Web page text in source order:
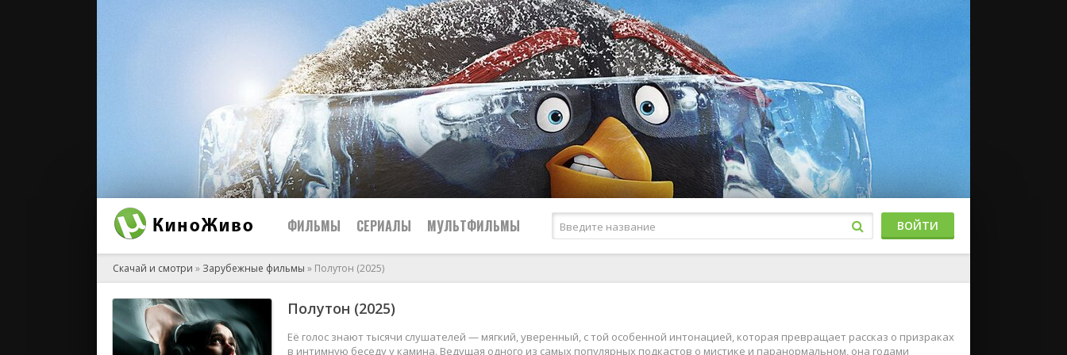
ФИЛЬМЫ
2026
2025
Боевики
Приключения
СЕРИАЛЫ
2026
2025
СССР
МУЛЬТФИЛЬМЫ
2025
ВОЙТИ
Скачай и смотри » Зарубежные фильмы » Полутон (2025)
Полутон (2025)
Её голос знают тысячи слушателей — мягкий, уверенный, с той особенной интонацией, которая превращает рассказ о призраках
в интимную беседу у камина. Ведущая одного из самых популярных подкастов о мистике и паранормальном, она годами